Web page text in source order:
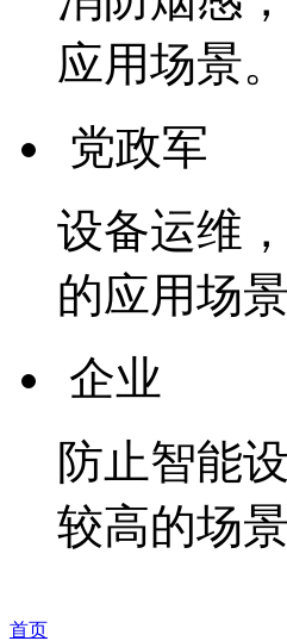
应用场景。
党政军
设备运维
的应用场景
企业
防止智能
较高的场景
首页